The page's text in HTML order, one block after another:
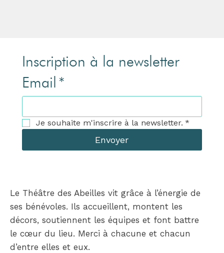
Inscription à la newsletter
Email *
Je souhaite m'inscrire à la newsletter. *
Envoyer
Le Théâtre des Abeilles vit grâce à l’énergie de
ses bénévoles. Ils accueillent, montent les
décors, soutiennent les équipes et font battre
le cœur du lieu. Merci à chacune et chacun
d’entre elles et eux.